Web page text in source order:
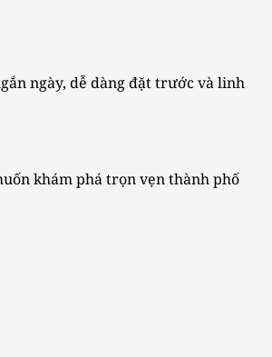
ngày, dễ dàng đặt trước và linh
khám phá trọn vẹn thành phố